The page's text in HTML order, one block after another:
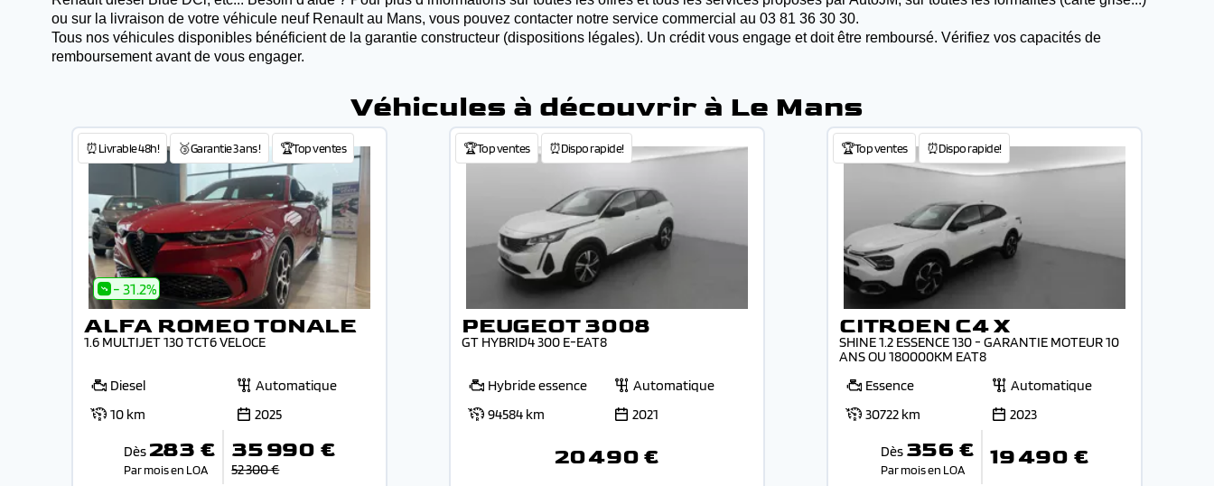
ou sur la livraison de votre véhicule neuf Renault au Mans, vous pouvez contacter notre service commercial au 03 81 36 30 30.
Tous nos véhicules disponibles bénéficient de la garantie constructeur (dispositions légales). Un crédit vous engage et doit être remboursé. Vérifiez vos capacités de
remboursement avant de vous engager.
Véhicules à découvrir à Le Mans
⏰Livrable 48h! 🥉Garantie 3 ans ! 🏆Top ventes
- 31.2%
ALFA ROMEO TONALE
1.6 MULTIJET 130 TCT6 VELOCE
Diesel
Automatique
10 km
2025
Dès 283 €
Par mois en LOA
35 990 €
52 300 €
🏆Top ventes ⏰Dispo rapide!
PEUGEOT 3008
GT HYBRID4 300 E-EAT8
Hybride essence
Automatique
94584 km
2021
20 490 €
🏆Top ventes ⏰Dispo rapide!
CITROEN C4 X
SHINE 1.2 ESSENCE 130 - GARANTIE MOTEUR 10
ANS OU 180000KM EAT8
Essence
Automatique
30722 km
2023
Dès 356 €
Par mois en LOA 19 490 €